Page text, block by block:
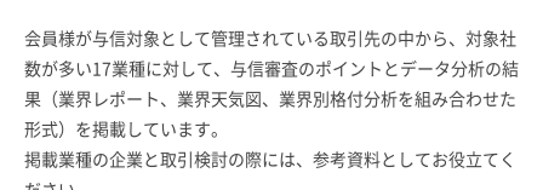
会員様が与信対象として管理されている取引先の中から、対象社
数が多い17業種に対して、与信審査のポイントとデータ分析の結
果（業界レポート、業界天気図、業界別格付分析を組み合わせた
形式）を掲載しています。
掲載業種の企業と取引検討の際には、参考資料としてお役立てく